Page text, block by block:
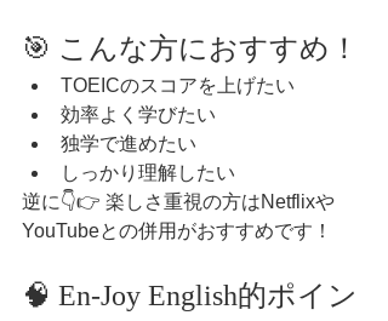
🎯 こんな方におすすめ！
TOEICのスコアを上げたい
効率よく学びたい
独学で進めたい
しっかり理解したい
逆に👇👉 楽しさ重視の方はNetflixや
YouTubeとの併用がおすすめです！
🧠 En-Joy English的ポイン